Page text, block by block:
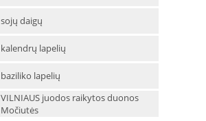
sojų daigų
kalendrų lapelių
baziliko lapelių
VILNIAUS juodos raikytos duonos
Močiutės